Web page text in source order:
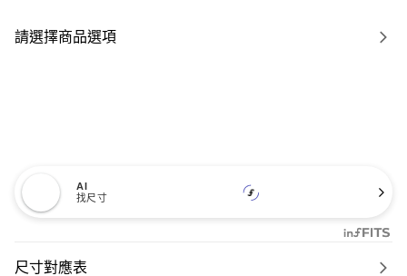
請選擇商品選項
AI
找尺寸
尺寸對應表